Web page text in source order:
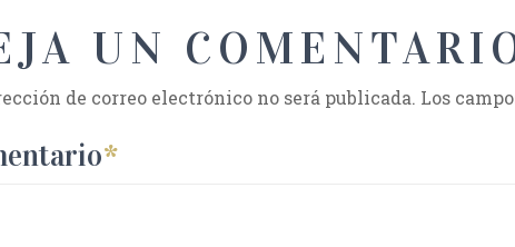
UN
de correo electrónico no será publicada. Los
*